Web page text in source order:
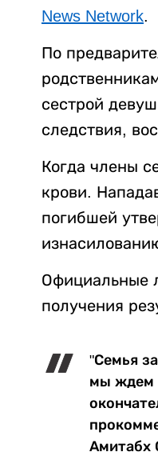
News Network.
По
сестрой
следствия,
Когда члены
крови.
погибшей
Официальные
получения
"Семья
мы ждем
Амитабх